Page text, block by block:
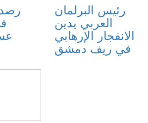
رئيس البرلمان
العربي يدين
الانفجار الإرهابي
في ريف دمشق